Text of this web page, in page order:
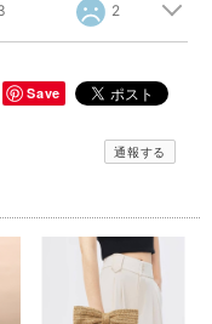
2
Save
通報する